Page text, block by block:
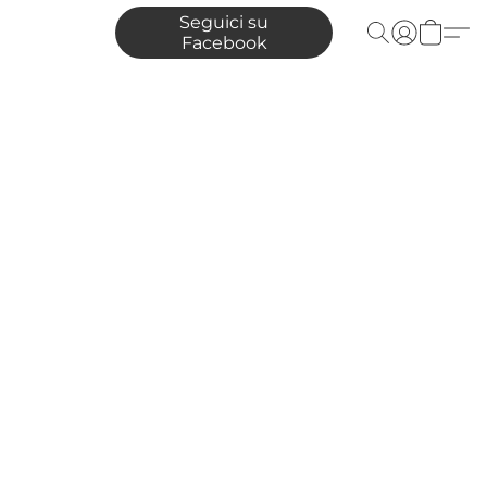
Seguici su
Facebook